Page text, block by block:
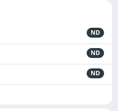
ND
ND
ND